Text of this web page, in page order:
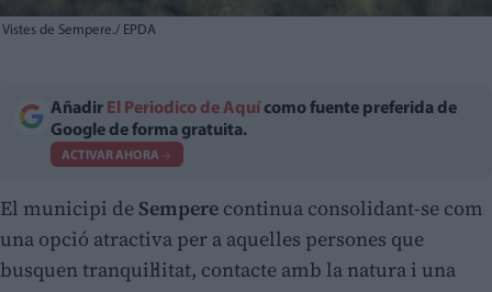
Vistes de Sempere./ EPDA
Añadir El Periodico de Aquí como fuente preferida de
Google de forma gratuita.
ACTIVAR AHORA
El municipi de Sempere continua consolidant-se com
una opció atractiva per a aquelles persones que
busquen tranquil·litat, contacte amb la natura i una